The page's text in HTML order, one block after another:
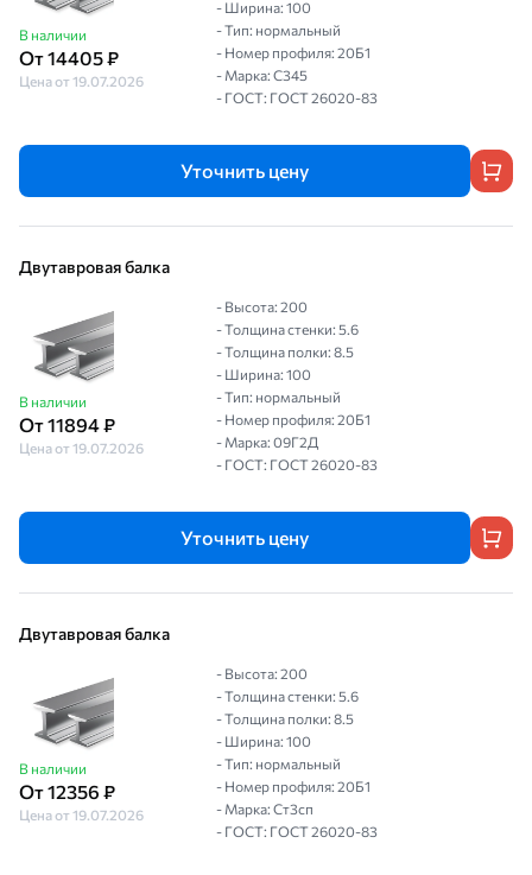
В наличии
От 14405 ₽
Цена от 19.07.2026
- Ширина: 100
- Тип: нормальный
- Номер профиля: 20Б1
- Марка: С345
- ГОСТ: ГОСТ 26020-83
Уточнить цену
Двутавровая балка
В наличии
От 11894 ₽
Цена от 19.07.2026
- Высота: 200
- Толщина стенки: 5.6
- Толщина полки: 8.5
- Ширина: 100
- Тип: нормальный
- Номер профиля: 20Б1
- Марка: 09Г2Д
- ГОСТ: ГОСТ 26020-83
Уточнить цену
Двутавровая балка
В наличии
От 12356 ₽
Цена от 19.07.2026
- Высота: 200
- Толщина стенки: 5.6
- Толщина полки: 8.5
- Ширина: 100
- Тип: нормальный
- Номер профиля: 20Б1
- Марка: Ст3сп
- ГОСТ: ГОСТ 26020-83